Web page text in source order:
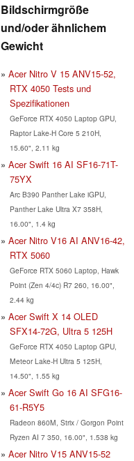
Bildschirmgröße
und/oder ähnlichem
Gewicht
Acer Nitro V 15 ANV15-52,
RTX 4050 Tests und
Spezifikationen
GeForce RTX 4050 Laptop GPU,
Raptor Lake-H Core 5 210H,
15.60", 2.11 kg
Acer Swift 16 AI SF16-71T-
75YX
Arc B390 Panther Lake iGPU,
Panther Lake Ultra X7 358H,
16.00", 1.4 kg
Acer Nitro V16 AI ANV16-42,
RTX 5060
GeForce RTX 5060 Laptop, Hawk
Point (Zen 4/4c) R7 260, 16.00",
2.44 kg
Acer Swift X 14 OLED
SFX14-72G, Ultra 5 125H
GeForce RTX 4050 Laptop GPU,
Meteor Lake-H Ultra 5 125H,
14.50", 1.55 kg
Acer Swift Go 16 AI SFG16-
61-R5Y5
Radeon 860M, Strix / Gorgon Point
Ryzen AI 7 350, 16.00", 1.538 kg
Acer Nitro V15 ANV15-52